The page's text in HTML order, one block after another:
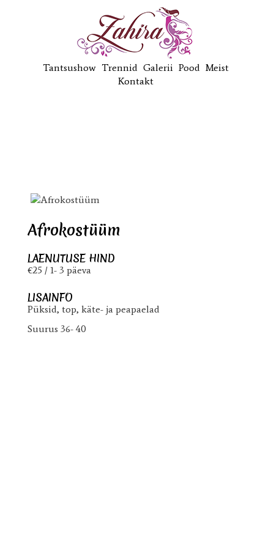
Tantsushow Trennid Galerii Pood Meist
Kontakt
Afrokostüüm
LAENUTUSE HIND
€25 / 1- 3 päeva
LISAINFO
Püksid, top, käte- ja peapaelad
Suurus 36- 40